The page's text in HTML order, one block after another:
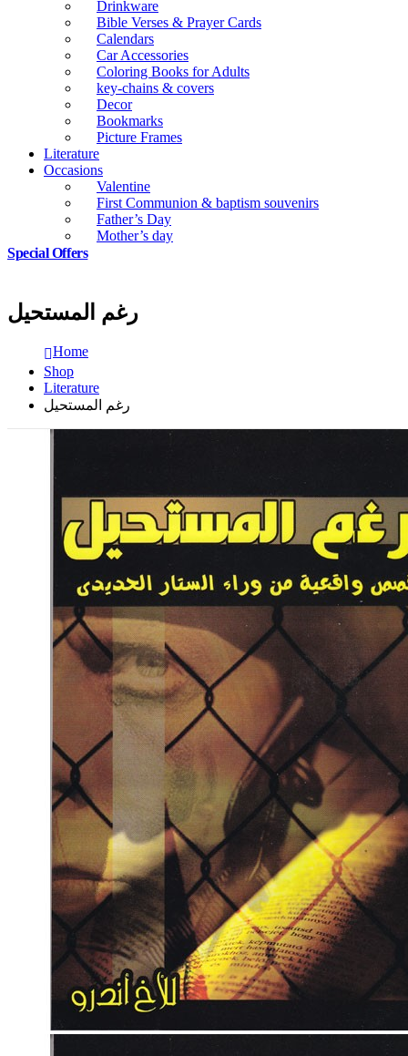
Drinkware
Bible Verses & Prayer Cards
Calendars
Car Accessories
Coloring Books for Adults
key-chains & covers
Decor
Bookmarks
Picture Frames
Literature
Occasions
Valentine
First Communion & baptism souvenirs
Father’s Day
Mother’s day
Special Offers
رغم المستحيل
Home
Shop
Literature
رغم المستحيل